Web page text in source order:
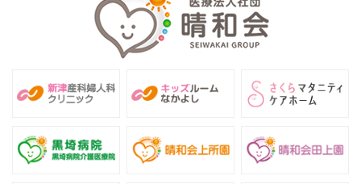
お知らせ 黒埼病院の特徴
採用担当者（事務長）より
各種制度